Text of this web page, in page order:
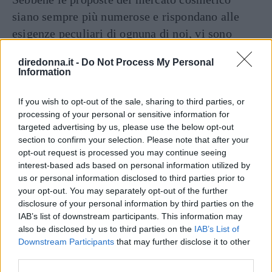
diredonna.it - Do Not Process My Personal
Information
If you wish to opt-out of the sale, sharing to third parties, or
processing of your personal or sensitive information for
targeted advertising by us, please use the below opt-out
section to confirm your selection. Please note that after your
opt-out request is processed you may continue seeing
interest-based ads based on personal information utilized by
us or personal information disclosed to third parties prior to
your opt-out. You may separately opt-out of the further
disclosure of your personal information by third parties on the
IAB’s list of downstream participants. This information may
also be disclosed by us to third parties on the IAB’s List of
Downstream Participants that may further disclose it to other
siano sempre più numerose e rispondano alle
esigenze peculiari di ognuna di noi, vi sono
alcuni trucchi essenziali da avere, quei prodotti
di make up indispensabili per creare un look
Continua a leggere dopo la pubblicità
Base
Partendo dall’incarnato, sono due i prodotti
must have: il correttore e il blush.
Il primo può sostituire il fondotinta, andando a
mimetizzare i piccoli difetti ed illuminando la